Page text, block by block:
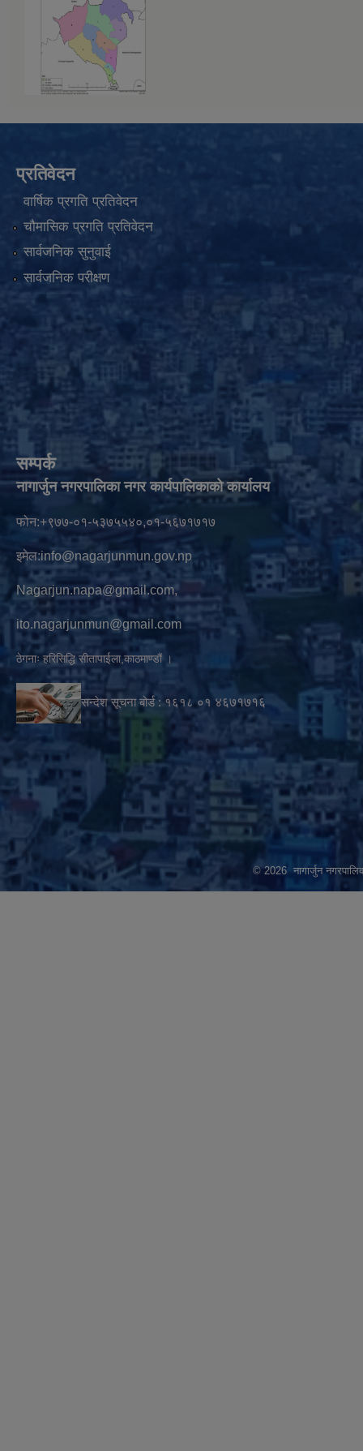
प्रतिवेदन
वार्षिक प्रगति प्रतिवेदन
चौमासिक प्रगति प्रतिवेदन
सार्वजनिक सुनुवाई
सार्वजनिक परीक्षण
सम्पर्क
नागार्जुन नगरपालिका नगर कार्यपालिकाको कार्यालय
फोन:+९७७-०१-५३७५५४०,०१-५६७१७१७
इमेल:info@nagarjunmun.gov.np
Nagarjun.napa@gmail.com,
ito.nagarjunmun@gmail.com
ठेगनाः हरिसिद्धि सीतापाईला,काठमाण्डौं ।
सन्देश सूचना बोर्ड : १६१८ ०१ ४६७१७१६
© 2026 नागार्जुन